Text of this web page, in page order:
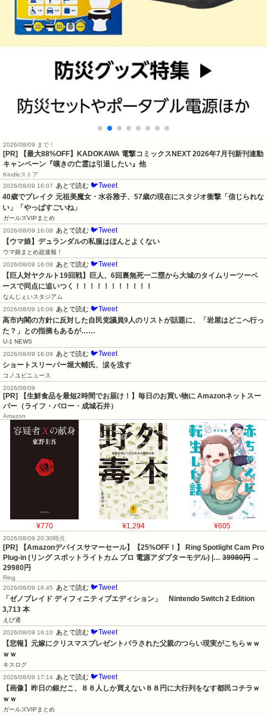
2026/08/09 まで！
[PR] 【最大88%OFF】KADOKAWA 電撃コミックスNEXT 2026年7月刊新刊連動
キャンペーン『嘆きの亡霊は引退したい』他
Kindleストア
2026/08/09 16:07
あとで読む 🐦Tweet
40歳でブレイク 元祖美魔女・水谷雅子、57歳の現在にスタジオ衝撃「信じられな
い」「やっぱすごいね」
ガールズVIPまとめ
2026/08/09 16:08
あとで読む 🐦Tweet
【ウマ娘】デュランダルの私服はほんとよくない
ウマ娘まとめ超速報！
2026/08/09 16:08
あとで読む 🐦Tweet
【巨人対ヤクルト19回戦】巨人、6回裏無死一二塁から大城のタイムリーツーベ
ースで同点に追いつく！！！！！！！！！！！
なんじぇいスタジアム
2026/08/09 16:09
あとで読む 🐦Tweet
高市内閣の方針に反対した自民党議員9人のリストが話題に、「岩屋はどこへ行っ
た？」との指摘もあるが……
U-1 NEWS
2026/08/09 16:09
あとで読む 🐦Tweet
ショートスリーパー堀大輔氏、涙を流す
コノユビニュース
2026/08/09
[PR] 【生鮮食品を最短2時間でお届け！】毎日のお買い物に Amazonネットスー
パー（ライフ・バロー・成城石井）
Amazon
¥770 ¥1,294 ¥605
2026/08/09 20:30時点
[PR] 【Amazonデバイスサマーセール】【25%OFF！】 Ring Spotlight Cam Pro
Plug-in (リング スポットライトカム プロ 電源アダプターモデル) |… 39980円 →
29980円
Ring
2026/08/09 16:45
あとで読む 🐦Tweet
「ゼノブレイド ディフィニティブエディション」　Nintendo Switch 2 Edition
3,713 本
えび通
2026/08/09 16:10
あとで読む 🐦Tweet
【悲報】元嫁にクリスマスプレゼントバラされた父親のつらい現実がこちらｗｗ
ｗｗ
キスログ
2026/08/09 17:14 あとで読む 🐦Tweet
【画像】昨日の銀だこ、８８人しか買えない８８円に大行列をなす都民コチラｗ
ｗｗ
ガールズVIPまとめ